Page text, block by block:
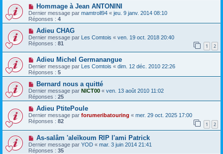
Hommage à Jean ANTONINI
Dernier message par mamtroll94 « jeu. 9 janv. 2014 08:10
Réponses : 4
Adieu CHAG
Dernier message par Les Comtois « ven. 19 oct. 2018 20:40
Réponses : 81 1 2
Adieu Michel Germanangue
Dernier message par Les Comtois « dim. 12 déc. 2010 22:26
Réponses : 5
Bernard nous a quitté
Dernier message par NICT00 « ven. 13 août 2010 11:02
Réponses : 25
Adieu PtitePoule
Dernier message par forumeribatouring « mer. 29 oct. 2025 17:00
Réponses : 82 1 2
As-salâm 'aleïkoum RIP l'ami Patrick
Dernier message par YOD « mar. 3 juin 2014 21:41
Réponses : 35